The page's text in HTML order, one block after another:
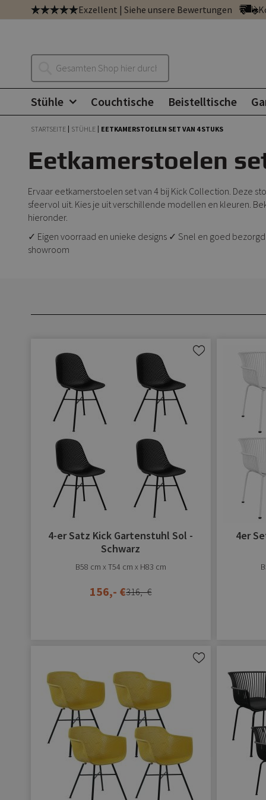
Zum
Inhalt
Exzellent | Siehe unsere Bewertungen
Suche
Stühle Couchtische Beistelltische
STARTSEITE STÜHLE EETKAMERSTOELEN SET VAN 4 STUKS
Eetkamerstoelen
Ervaar eetkamerstoelen set van 4 bij Kick Collection. Deze
sfeervol uit. Kies je uit verschillende modellen en kleuren.
hieronder.
✓ Eigen voorraad en unieke designs ✓ Snel en goed
showroom
4-er Satz Kick Gartenstuhl Sol -
Schwarz
B58 cm x T54 cm x H83 cm
156,- €316,- €
4er
Wunschliste